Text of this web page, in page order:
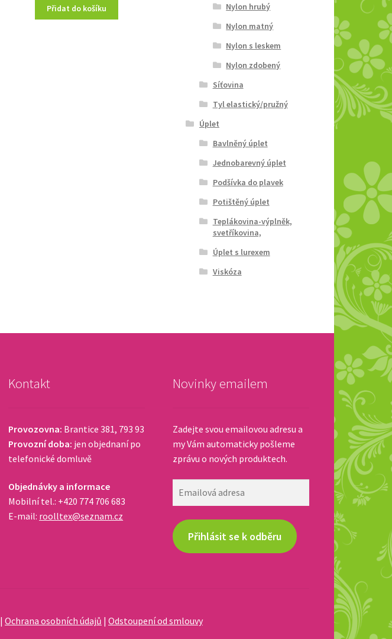
Přidat do košíku
Nylon hrubý
Nylon matný
Nylon s leskem
Nylon zdobený
Síťovina
Tyl elastický/pružný
Úplet
Bavlněný úplet
Jednobarevný úplet
Podšívka do plavek
Potištěný úplet
Teplákovina-výplněk,
svetříkovina,
Úplet s lurexem
Viskóza
Kontakt
Provozovna: Brantice 381, 793 93
Provozní doba: jen objednaní po
telefonické domluvě
Objednávky a informace
Mobilní tel.: +420 774 706 683
E-mail: roolltex@seznam.cz
Novinky emailem
Zadejte svou emailovou adresu a
my Vám automaticky pošleme
zprávu o nových produktech.
Přihlásit se k odběru
|Ochrana osobních údajů |Odstoupení od smlouvy